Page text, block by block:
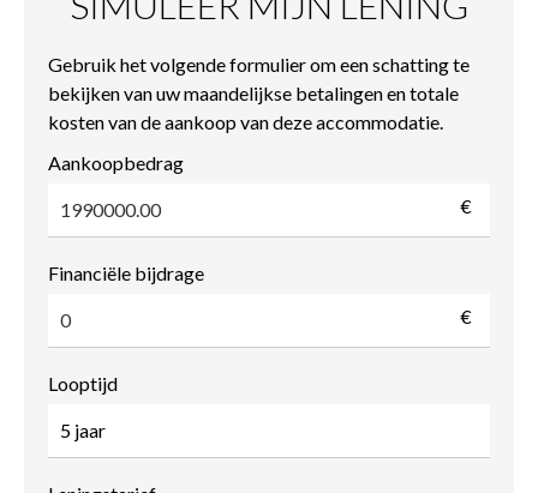
Gebruik het volgende formulier om een schatting te
bekijken van uw maandelijkse betalingen en totale
kosten van de aankoop van deze accommodatie.
Aankoopbedrag
€
Financiële bijdrage
€
Looptijd